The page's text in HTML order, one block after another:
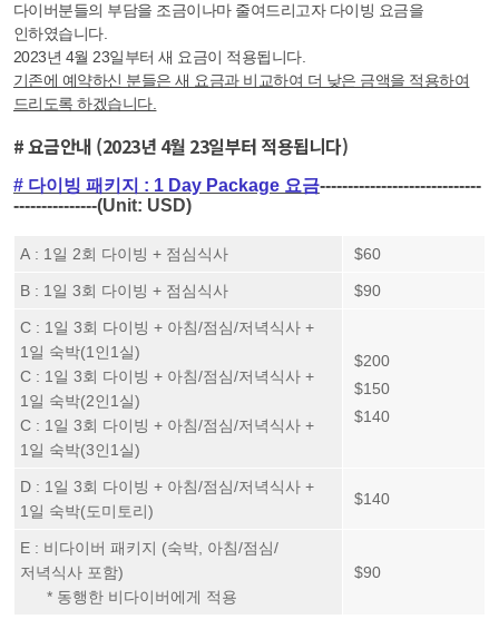
다이버분들의 부담을 조금이나마 줄여드리고자 다이빙 요금을
인하였습니다.
2023년 4월 23일부터 새 요금이 적용됩니다.
기존에 예약하신 분들은 새 요금과 비교하여 더 낮은 금액을 적용하여
드리도록 하겠습니다.
# 요금안내 (2023년 4월 23일부터 적용됩니다)
# 다이빙 패키지 : 1 Day Package 요금-----------------------------
---------------(Unit: USD)
A: 1일 2회 다이빙 + 점심식사 $60
B : 1일 3회 다이빙 + 점심식사 $90
C : 1일 3회 다이빙 + 아침/점심/저녁식사 +
1일 숙박(1인1실)
C : 1일 3회 다이빙 + 아침/점심/저녁식사 +
1일 숙박(2인1실)
C : 1일 3회 다이빙 + 아침/점심/저녁식사 +
1일 숙박(3인1실)
$200
$150
$140
D : 1일 3회 다이빙 + 아침/점심/저녁식사 +
1일 숙박(도미토리)
$140
E : 비다이버 패키지 (숙박, 아침/점심/
저녁식사 포함)
* 동행한 비다이버에게 적용
$90